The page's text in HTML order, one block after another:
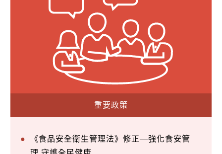
重要政策
《食品安全衛生管理法》修正—強化食安管